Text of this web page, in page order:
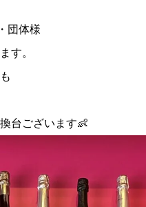
団体様
す。
台ございます👶